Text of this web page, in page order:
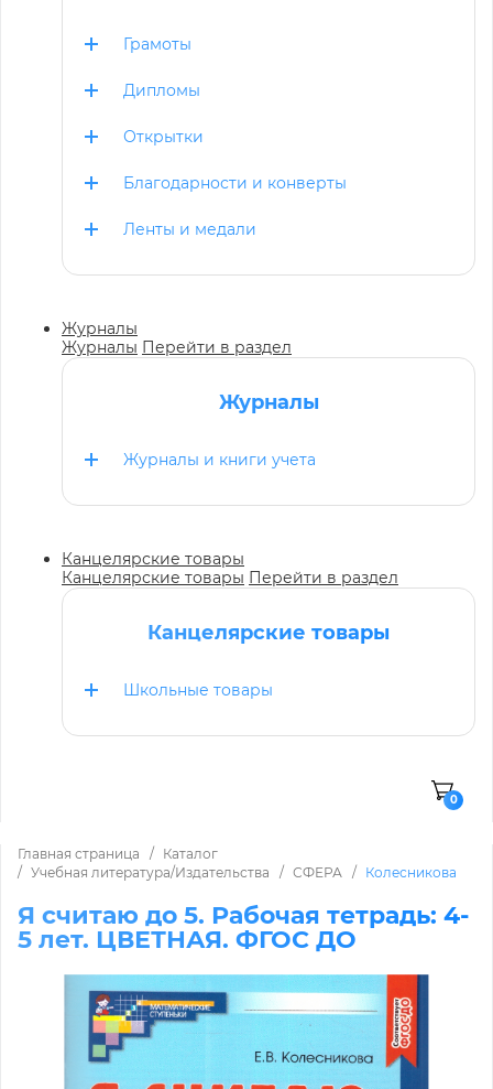
Грамоты
Дипломы
Открытки
Благодарности и конверты
Ленты и медали
Журналы
Журналы Перейти в раздел
Журналы
Журналы и книги учета
Канцелярские товары
Канцелярские товары Перейти в раздел
Канцелярские товары
Школьные товары
0
Главная страница
Каталог
Учебная литература/Издательства
СФЕРА Колесникова
Я считаю до 5. Рабочая тетрадь: 4-
5 лет. ЦВЕТНАЯ. ФГОС ДО